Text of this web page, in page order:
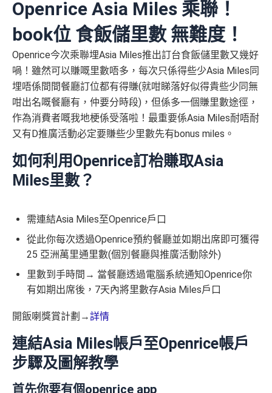
Openrice Asia Miles 乘聯！
book位 食飯儲里數 無難度！
Openrice今次乘聯埋Asia Miles推出訂台食飯儲里數又幾好
喎！雖然可以賺嘅里數唔多，每次只係得些少Asia Miles同
埋唔係間間餐廳訂位都有得賺(就咁睇落好似得貴些少同無
咁出名嘅餐廳有，仲要分時段)，但係多一個賺里數途徑，
作為消費者嘅我地梗係受落啦！最重要係Asia Miles耐唔耐
又有D推廣活動必定要賺些少里數先有bonus miles。
如何利用Openrice訂枱賺取Asia
Miles里數？
需連結Asia Miles至Openrice戶口
從此你每次透過Openrice預約餐廳並如期出席即可獲得
25 亞洲萬里通里數(個別餐廳與推廣活動除外)
里數到手時間→ 當餐廳透過電腦系統通知Openrice你
有如期出席後，7天內將里數存Asia Miles戶口
開飯喇獎賞計劃→詳情
連結Asia Miles帳戶至Openrice帳戶
步驟及圖解教學
首先你要有個openrice app